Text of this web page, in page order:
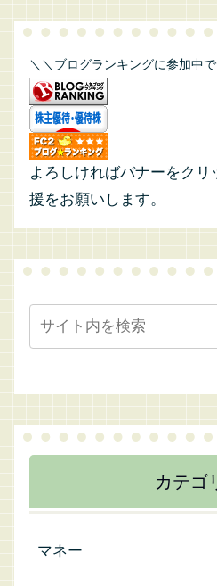
＼＼ブログランキングに参加中
よろしければバナーをク
援をお願いします。
カテゴ
マネー